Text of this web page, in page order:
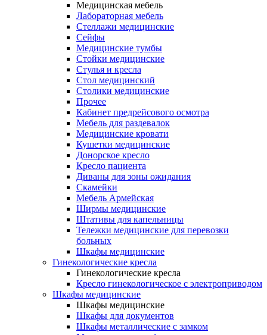
Медицинская мебель
Лабораторная мебель
Стеллажи медицинские
Сейфы
Медицинские тумбы
Стойки медицинские
Cтулья и кресла
Стол медицинский
Столики медицинские
Прочее
Кабинет предрейсового осмотра
Мебель для раздевалок
Медицинские кровати
Кушетки медицинские
Донорское кресло
Кресло пациента
Диваны для зоны ожидания
Скамейки
Мебель Армейская
Ширмы медицинские
Штативы для капельницы
Тележки медицинские для перевозки
больных
Шкафы медицинские
Гинекологические кресла
Гинекологические кресла
Кресло гинекологическое с электроприводом
Шкафы медицинские
Шкафы медицинские
Шкафы для документов
Шкафы металлические с замком